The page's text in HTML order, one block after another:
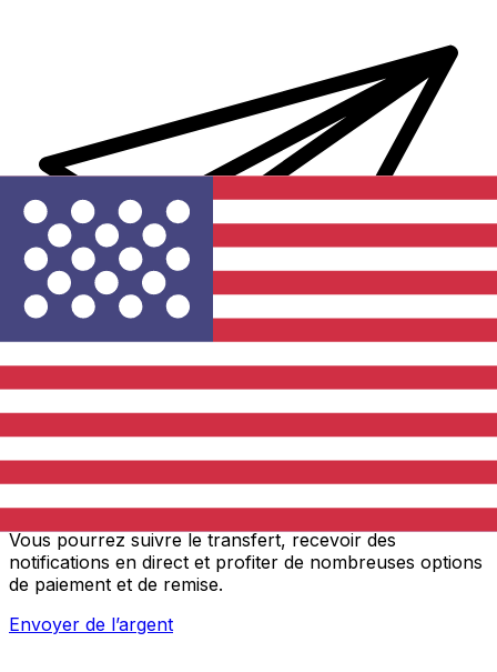
Vous pourrez suivre le transfert, recevoir des
notifications en direct et profiter de nombreuses options
de paiement et de remise.
Envoyer de l’argent